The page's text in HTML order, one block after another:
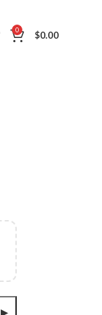
0 $0.00
▶